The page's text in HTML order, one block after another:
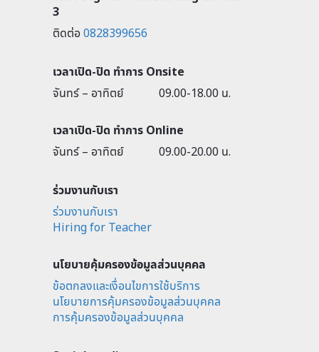
3
ติดต่อ0828399656
เวลาเปิด-ปิด ทำการ Onsite
จันทร์ – อาทิตย์
09.00-18.00 น.
เวลาเปิด-ปิด ทำการ Online
จันทร์ – อาทิตย์
09.00-20.00 น.
ร่วมงานกับเรา
ร่วมงานกับเรา
Hiring for Teacher
นโยบายคุ้มครองข้อมูลส่วนบุคคล
ข้อตกลงและเงื่อนไขการใช้บริการ
นโยบายการคุ้มครองข้อมูลส่วนบุคคล
การคุ้มครองข้อมูลส่วนบุคคล